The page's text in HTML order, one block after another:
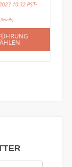
10:32 PST-
Details)